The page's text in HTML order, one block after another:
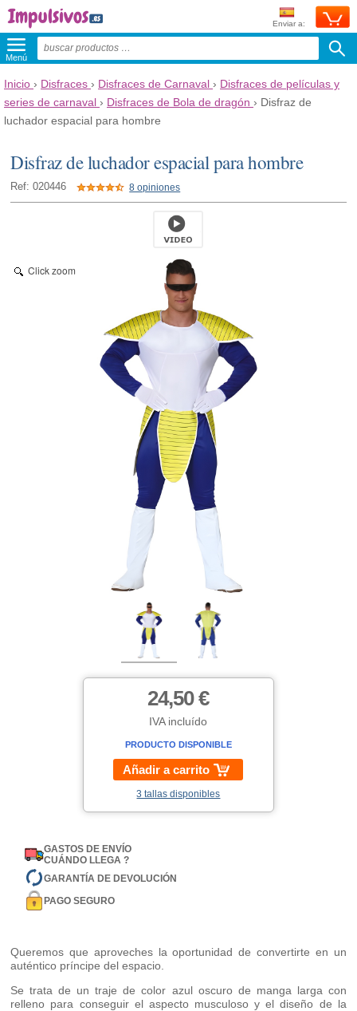
Enviar a:
Menú
Inicio › Disfraces › Disfraces de Carnaval › Disfraces de películas y
series de carnaval › Disfraces de Bola de dragón › Disfraz de
luchador espacial para hombre
Disfraz de luchador espacial para hombre
Ref: 020446 8 opiniones
Click zoom
24,50 €
IVA incluído
PRODUCTO DISPONIBLE
Añadir a carrito
3 tallas disponibles
GASTOS DE ENVÍO
CUÁNDO LLEGA ?
GARANTÍA DE DEVOLUCIÓN
PAGO SEGURO
Queremos que aproveches la oportunidad de convertirte en un
auténtico príncipe del espacio.
Se trata de un traje de color azul oscuro de manga larga con
relleno para conseguir el aspecto musculoso y el diseño de la